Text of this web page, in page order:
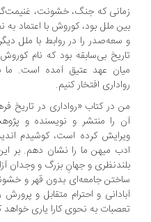
که جنگ، خشونت، غنیمت‌گرفتن و
ملل بود، کوروش با اعتماد به نفس
را در روابط با ملل دیگر به
بی‌سابقه بود که نام کوروش در
عهد عتیق آمده است. ما باید
افتخار کنیم.
در کتاب «رواداری در تاریخ فرهنگی
را منتشر و نویسنده و پژوهشگر
کرده است، کوشیدم اندیشه‌های
میهن ما را نشان دهم. بر این
و جهانِ بزرگ و وجدان آزاد
جامعه‌ای بدون قهر و خشونت و
و احترام متقابل و پرورش روح
به نحوی کارا یاری خواهد کرد.